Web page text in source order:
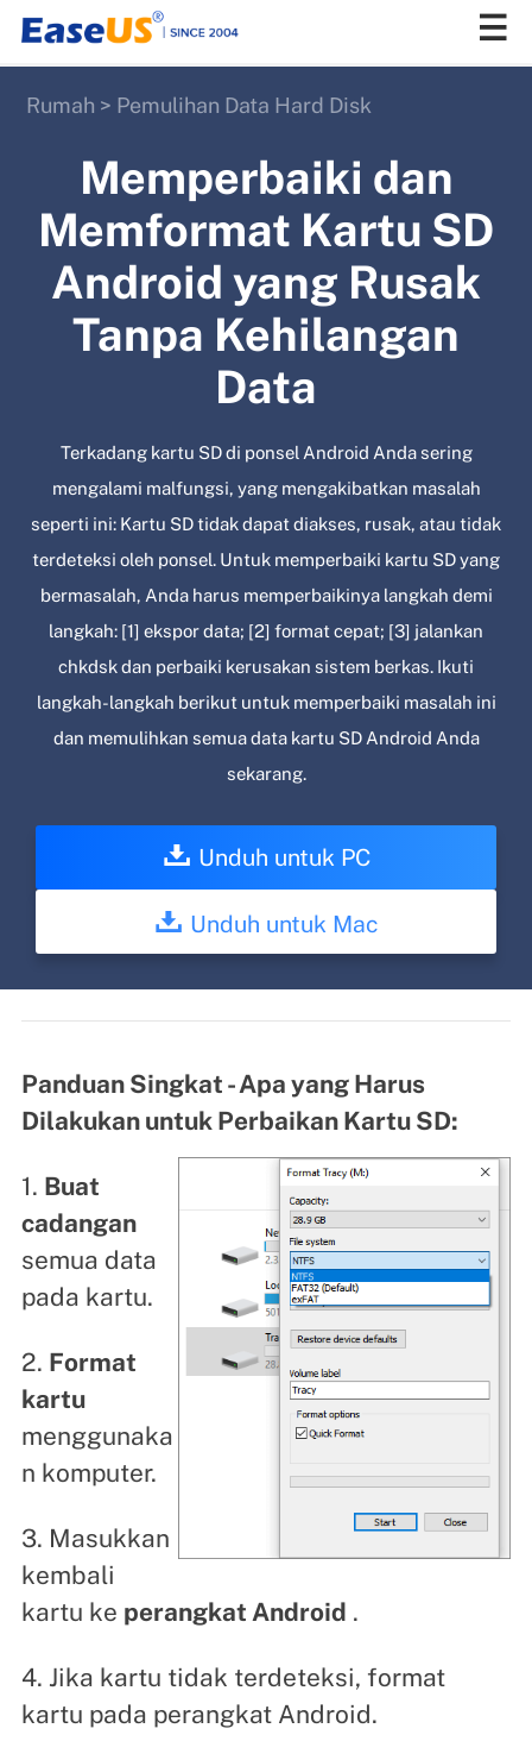
Rumah > Pemulihan Data Hard Disk
Memperbaiki dan
Memformat Kartu SD
Android yang Rusak
Tanpa Kehilangan
Data
Terkadang kartu SD di ponsel Android Anda sering
mengalami malfungsi, yang mengakibatkan masalah
seperti ini: Kartu SD tidak dapat diakses, rusak, atau tidak
terdeteksi oleh ponsel. Untuk memperbaiki kartu SD yang
bermasalah, Anda harus memperbaikinya langkah demi
langkah: [1] ekspor data; [2] format cepat; [3] jalankan
chkdsk dan perbaiki kerusakan sistem berkas. Ikuti
langkah-langkah berikut untuk memperbaiki masalah ini
dan memulihkan semua data kartu SD Android Anda
sekarang.
Unduh untuk PC
Unduh untuk Mac
Panduan Singkat - Apa yang Harus
Dilakukan untuk Perbaikan Kartu SD:
1. Buat
cadangan
semua data
pada kartu.
2. Format
kartu
menggunaka
n komputer.
3. Masukkan
kembali
kartu ke perangkat Android .
4. Jika kartu tidak terdeteksi, format
kartu pada perangkat Android.